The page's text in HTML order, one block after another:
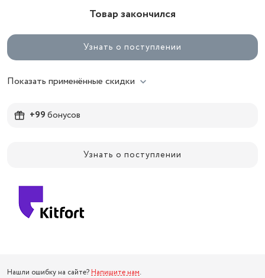
Товар закончился
Узнать о поступлении
Показать применённые скидки
+99бонусов
Узнать о поступлении
Нашли ошибку на сайте? Напишите нам.